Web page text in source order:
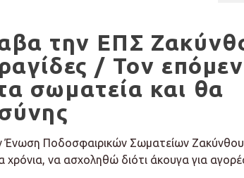
την ΕΠΣ
/ Τον
σωματεία και θα
Ένωση Ποδοσφαιρικών Σωματείων
χρόνια, να ασχοληθώ διότι άκουγα για